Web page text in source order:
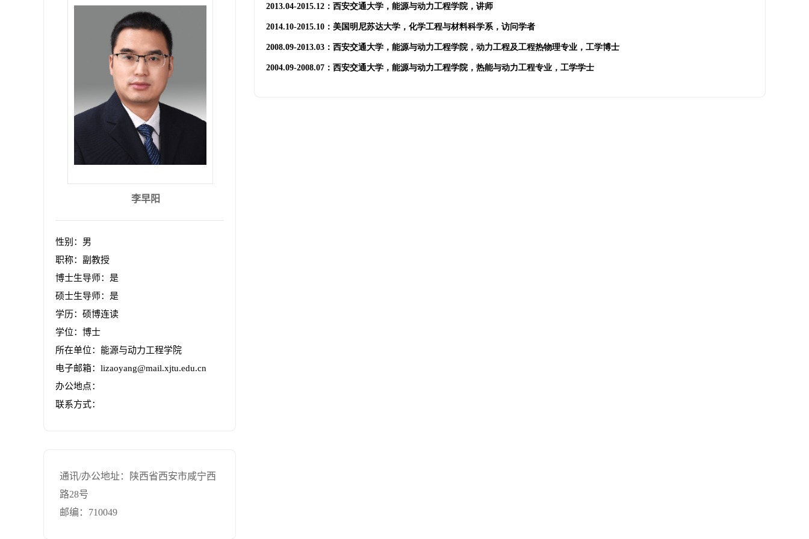
李早阳
性别：男
职称：副教授
博士生导师：是
硕士生导师：是
学历：硕博连读
学位：博士
所在单位：能源与动力工程学院
电子邮箱： lizaoyang@mail.xjtu.edu.cn
办公地点：
联系方式：
通讯/办公地址：
陕西省西安市咸宁西
路28号
邮编： 710049